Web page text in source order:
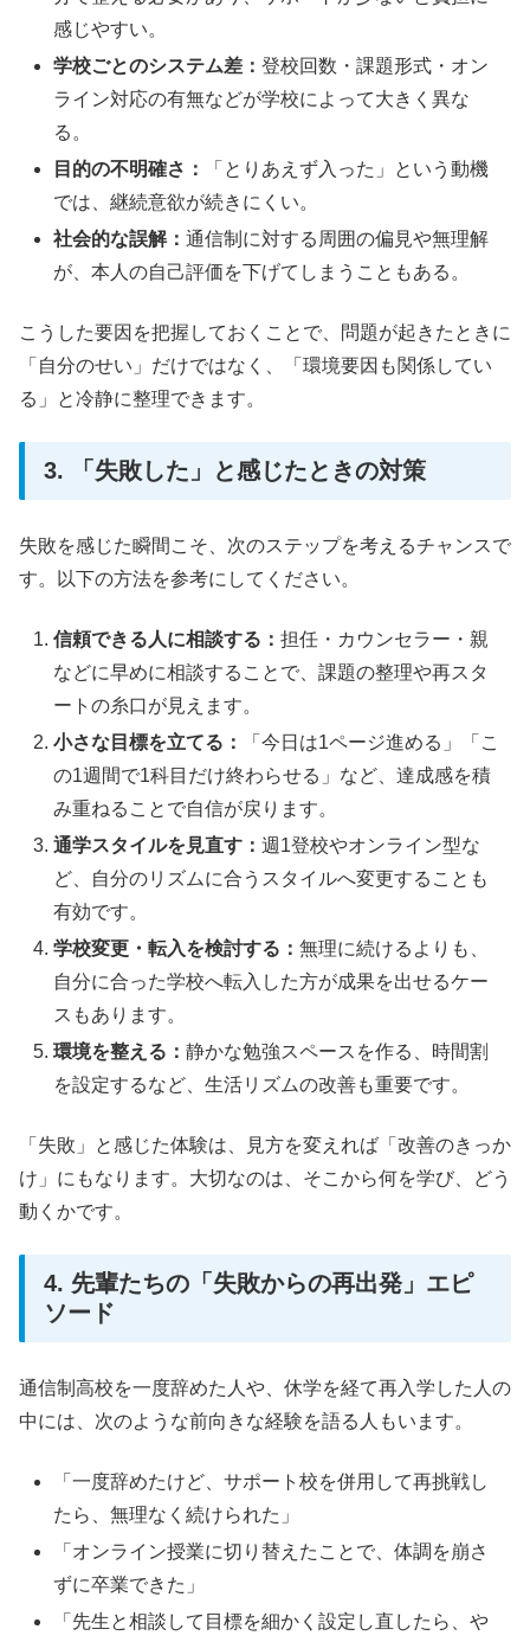
感じやすい。
学校ごとのシステム差：登校回数・課題形式・オン
ライン対応の有無などが学校によって大きく異な
る。
目的の不明確さ：
「とりあえず入った」という動機
では、継続意欲が続きにくい。
社会的な誤解：通信制に対する周囲の偏見や無理解
が、本人の自己評価を下げてしまうこともある。
こうした要因を把握しておくことで、問題が起きたときに
「自分のせい」だけではなく、「環境要因も関係してい
る」と冷静に整理できます。
3. 「失敗した」と感じたときの対策
失敗を感じた瞬間こそ、次のステップを考えるチャンスで
す。以下の方法を参考にしてください。
信頼できる人に相談する：担任・カウンセラー・親
などに早めに相談することで、課題の整理や再スタ
ートの糸口が見えます。
小さな目標を立てる：
「今日は1ページ進める」「こ
の1週間で1科目だけ終わらせる」など、達成感を積
み重ねることで自信が戻ります。
通学スタイルを見直す：週1登校やオンライン型な
ど、自分のリズムに合うスタイルへ変更することも
有効です。
学校変更・転入を検討する：無理に続けるよりも、
自分に合った学校へ転入した方が成果を出せるケー
スもあります。
環境を整える：静かな勉強スペースを作る、時間割
を設定するなど、生活リズムの改善も重要です。
「失敗」と感じた体験は、見方を変えれば「改善のきっか
け」にもなります。大切なのは、そこから何を学び、どう
動くかです。
4. 先輩たちの「失敗からの再出発」エピ
ソード
通信制高校を一度辞めた人や、休学を経て再入学した人の
中には、次のような前向きな経験を語る人もいます。
「一度辞めたけど、サポート校を併用して再挑戦し
たら、無理なく続けられた」
「オンライン授業に切り替えたことで、体調を崩さ
ずに卒業できた」
「先生と相談して目標を細かく設定し直したら、や